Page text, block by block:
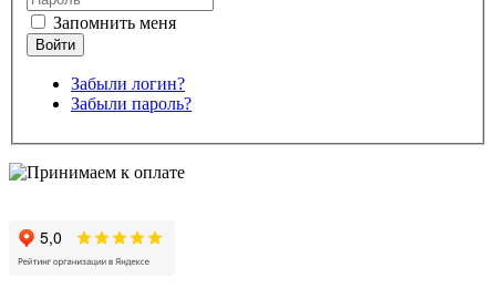
Запомнить меня
Забыли логин?
Забыли пароль?